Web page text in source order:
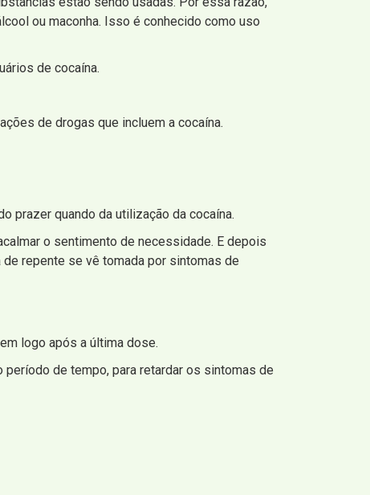
ou maconha. Isso é conhecido como uso
de cocaína.
de drogas que incluem a cocaína.
prazer quando da utilização da cocaína.
o sentimento de necessidade. E depois
repente se vê tomada por sintomas de
logo após a última dose.
de tempo, para retardar os sintomas de